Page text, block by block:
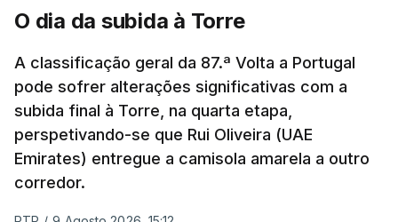
A jornada fica para já marcada pelo empate 2-2
Amadora, num jogo que os ‘leões estiveram a
vencer por 2-0, e pelo triunfo do regressado
Marítimo na receção ao Casa Pia (1-0).
Programa da 1.ª jornada
O dia da subida à Torre
A classificação geral da 87.ª Volta a Portugal
pode sofrer alterações significativas com a
subida final à Torre, na quarta etapa,
perspetivando-se que Rui Oliveira (UAE
Emirates) entregue a camisola amarela a outro
corredor.